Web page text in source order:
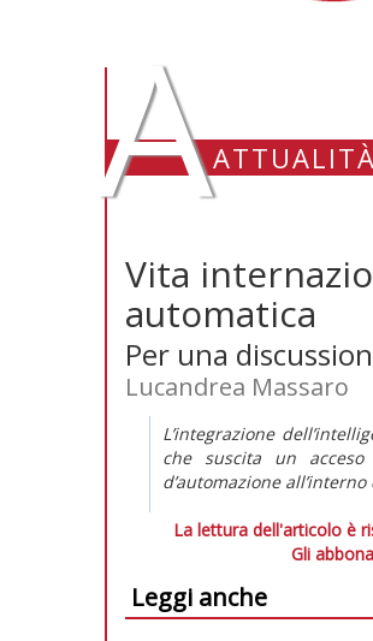
AATTUALITÀ
Vita
automatica
Per una
Lucandrea Massaro
L’integrazione
che suscita un
d’automazione
La lettura dell'articolo è
Gli
Leggi anche